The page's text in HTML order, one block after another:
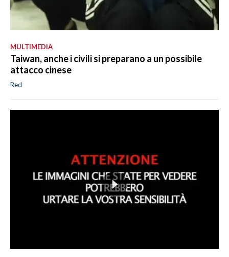
MULTIMEDIA
Taiwan, anche i civili si preparano a un possibile
attacco cinese
Red